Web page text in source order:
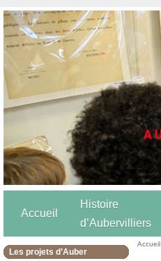
Accueil
Histoire
d’Aubervilliers
Les projets d’Auber
Accueil